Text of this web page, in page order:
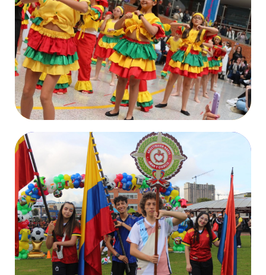
Educación Artística
Más Información
Educación Física
Más Información